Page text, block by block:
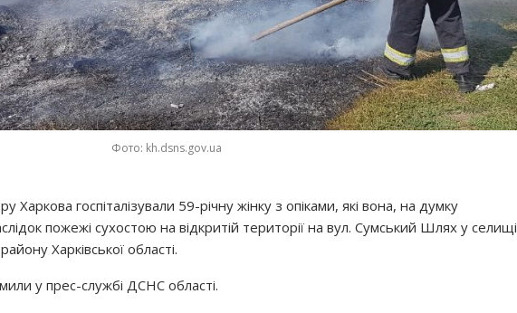
Фото: kh.dsns.gov.ua
Харкова госпіталізували 59-річну жінку з опіками, які вона, на думку
пожежі сухостою на відкритій території на вул. Сумський Шлях у селищі
Харківської області.
у прес-службі ДСНС області.